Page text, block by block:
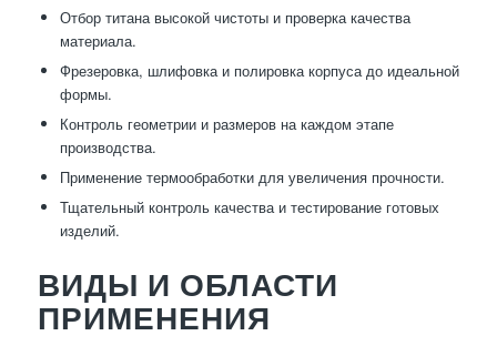
Отбор титана высокой чистоты и проверка качества
материала.
Фрезеровка, шлифовка и полировка корпуса до идеальной
формы.
Контроль геометрии и размеров на каждом этапе
производства.
Применение термообработки для увеличения прочности.
Тщательный контроль качества и тестирование готовых
изделий.
ВИДЫ И ОБЛАСТИ
ПРИМЕНЕНИЯ